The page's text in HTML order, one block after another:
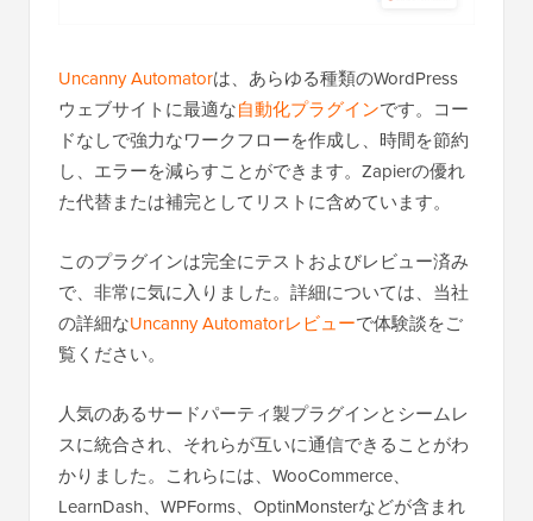
Uncanny Automatorは、あらゆる種類のWordPress
ウェブサイトに最適な自動化プラグインです。コー
ドなしで強力なワークフローを作成し、時間を節約
し、エラーを減らすことができます。Zapierの優れ
た代替または補完としてリストに含めています。
このプラグインは完全にテストおよびレビュー済み
で、非常に気に入りました。詳細については、当社
の詳細なUncanny Automatorレビューで体験談をご
覧ください。
人気のあるサードパーティ製プラグインとシームレ
スに統合され、それらが互いに通信できることがわ
かりました。これらには、WooCommerce、
LearnDash、WPForms、OptinMonsterなどが含まれ